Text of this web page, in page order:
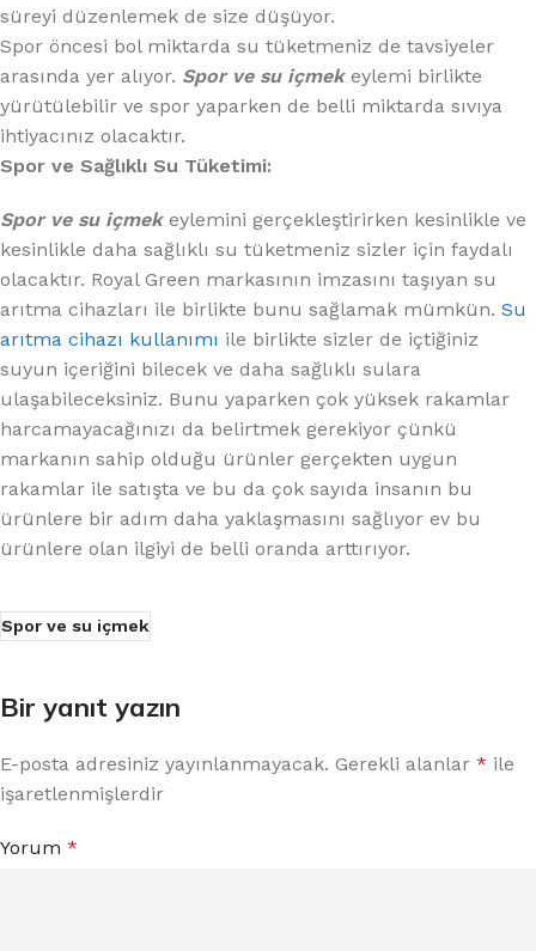
süreyi düzenlemek de size düşüyor.
Spor öncesi bol miktarda su tüketmeniz de tavsiyeler
arasında yer alıyor. Spor ve su içmek eylemi birlikte
yürütülebilir ve spor yaparken de belli miktarda sıvıya
ihtiyacınız olacaktır.
Spor ve Sağlıklı Su Tüketimi:
Spor ve su içmek eylemini gerçekleştirirken kesinlikle ve
kesinlikle daha sağlıklı su tüketmeniz sizler için faydalı
olacaktır. Royal Green markasının imzasını taşıyan su
arıtma cihazları ile birlikte bunu sağlamak mümkün. Su
arıtma cihazı kullanımı ile birlikte sizler de içtiğiniz
suyun içeriğini bilecek ve daha sağlıklı sulara
ulaşabileceksiniz. Bunu yaparken çok yüksek rakamlar
harcamayacağınızı da belirtmek gerekiyor çünkü
markanın sahip olduğu ürünler gerçekten uygun
rakamlar ile satışta ve bu da çok sayıda insanın bu
ürünlere bir adım daha yaklaşmasını sağlıyor ev bu
ürünlere olan ilgiyi de belli oranda arttırıyor.
Spor ve su içmek
Bir yanıt yazın
E-posta adresiniz yayınlanmayacak. Gerekli alanlar * ile
işaretlenmişlerdir
Yorum *